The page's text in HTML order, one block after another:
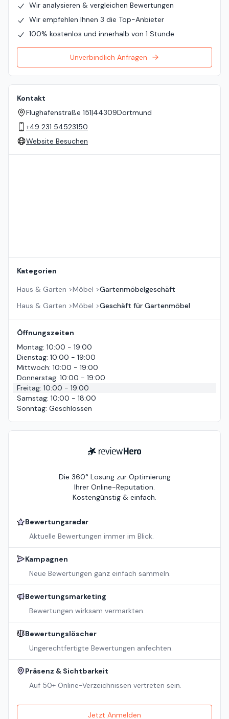
Wir analysieren & vergleichen Bewertungen
Wir empfehlen Ihnen 3 die Top-Anbieter
100% kostenlos und innerhalb von 1 Stunde
Unverbindlich Anfragen
Kontakt
Flughafenstraße 151|44309Dortmund
+49 231 54523150
Website Besuchen
Kategorien
Haus & Garten >Möbel >Gartenmöbelgeschäft
Haus & Garten >Möbel >Geschäft für Gartenmöbel
Öffnungszeiten
Montag: 10:00 - 19:00
Dienstag: 10:00 - 19:00
Mittwoch: 10:00 - 19:00
Donnerstag: 10:00 - 19:00
Freitag: 10:00 - 19:00
Samstag: 10:00 - 18:00
Sonntag: Geschlossen
ReviewHero
Die 360° Lösung zur Optimierung
Ihrer Online-Reputation.
Kostengünstig & einfach.
Bewertungsradar
Aktuelle Bewertungen immer im Blick.
Kampagnen
Neue Bewertungen ganz einfach sammeln.
Bewertungsmarketing
Bewertungen wirksam vermarkten.
Bewertungslöscher
Ungerechtfertigte Bewertungen anfechten.
Präsenz & Sichtbarkeit
Auf 50+ Online-Verzeichnissen vertreten sein.
Jetzt Anmelden